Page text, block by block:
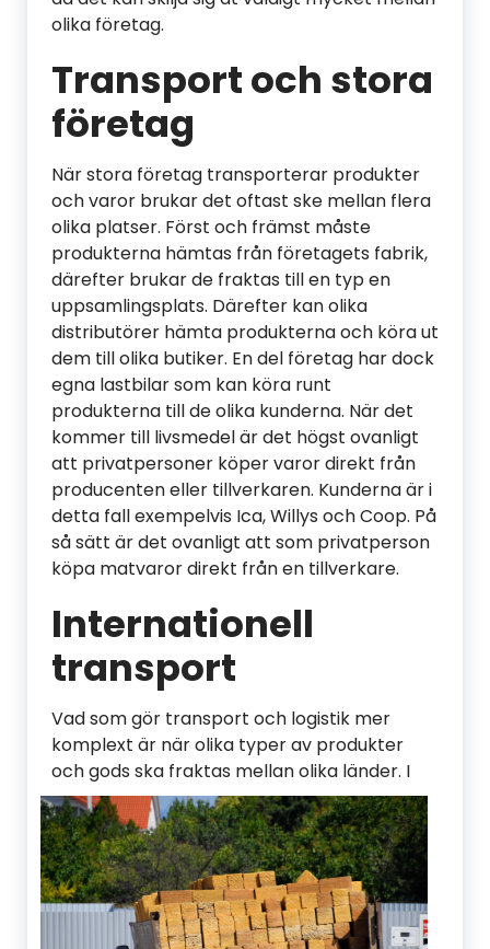
olika företag.
Transport och stora
företag
När stora företag transporterar produkter
och varor brukar det oftast ske mellan flera
olika platser. Först och främst måste
produkterna hämtas från företagets fabrik,
därefter brukar de fraktas till en typ en
uppsamlingsplats. Därefter kan olika
distributörer hämta produkterna och köra ut
dem till olika butiker. En del företag har dock
egna lastbilar som kan köra runt
produkterna till de olika kunderna. När det
kommer till livsmedel är det högst ovanligt
att privatpersoner köper varor direkt från
producenten eller tillverkaren. Kunderna är i
detta fall exempelvis Ica, Willys och Coop. På
så sätt är det ovanligt att som privatperson
köpa matvaror direkt från en tillverkare.
Internationell
transport
Vad som gör transport och logistik mer
komplext är när olika typer av produkter
och gods ska fraktas mellan olika länder. I